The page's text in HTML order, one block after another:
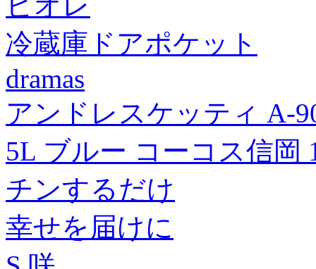
冷蔵庫ドアポケット
dramas
アンドレスケッティ A-
5L ブルー コーコス信岡
チンするだけ
幸せを届けに